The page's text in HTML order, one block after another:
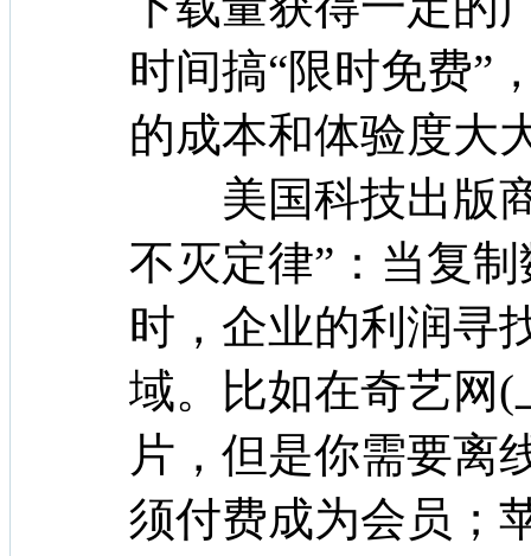
时间搞“限时免费”
的成本和体验度大
美国科技出版商
不灭定律”：当复
时，企业的利润寻
域。比如在奇艺网
片，但是你需要离
须付费成为会员；